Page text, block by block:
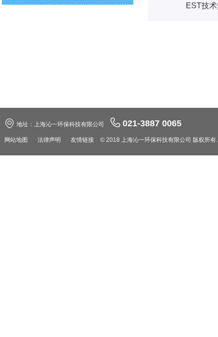
EST技
地址：上海沁一环保科技有限公司 021-3887 0065
网站地图 法律声明 友情链接 © 2018 上海沁一环保科技有限公司 版权所